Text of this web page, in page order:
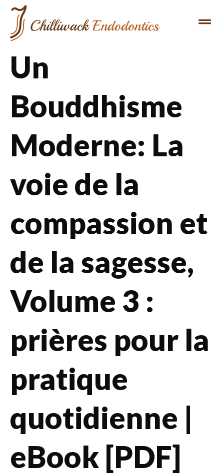
Un
Bouddhisme
Moderne: La
voie de la
compassion et
de la sagesse,
Volume 3 :
prières pour la
pratique
quotidienne |
eBook [PDF]